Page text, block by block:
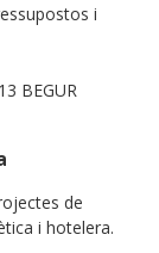
i
BEGUR
de
i hotelera.